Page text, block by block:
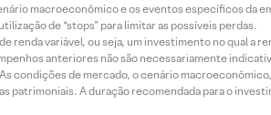
macroeconômico e os eventos específicos da
de “stops” para limitar as possíveis perdas.
renda variável, ou seja, um investimento no qual a
anteriores não são necessariamente
condições de mercado, o cenário
A duração recomendada para o